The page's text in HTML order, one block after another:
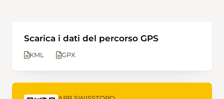
Scarica i dati del percorso GPS
KML GPX